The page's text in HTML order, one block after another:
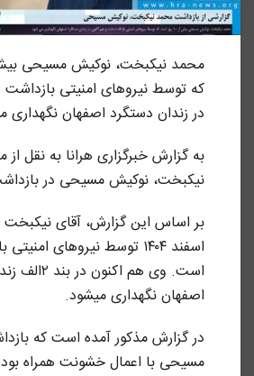
که توسط نیروهای امنیتی
در زندان دستگرد اصفهان
نیکبخت، نوکیش مسیحی در
اسفند ۱۴۰۴ توسط نیروهای
است. وی هم
اصفهان نگهداری میشود.
در گزارش مذکور آمده است که
مسیحی با اعمال خشونت همراه